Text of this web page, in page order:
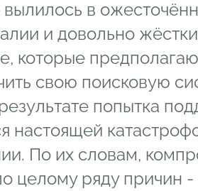
в
и довольно
которые
свою поисковую
попытка
По их словам,
целому ряду причин -